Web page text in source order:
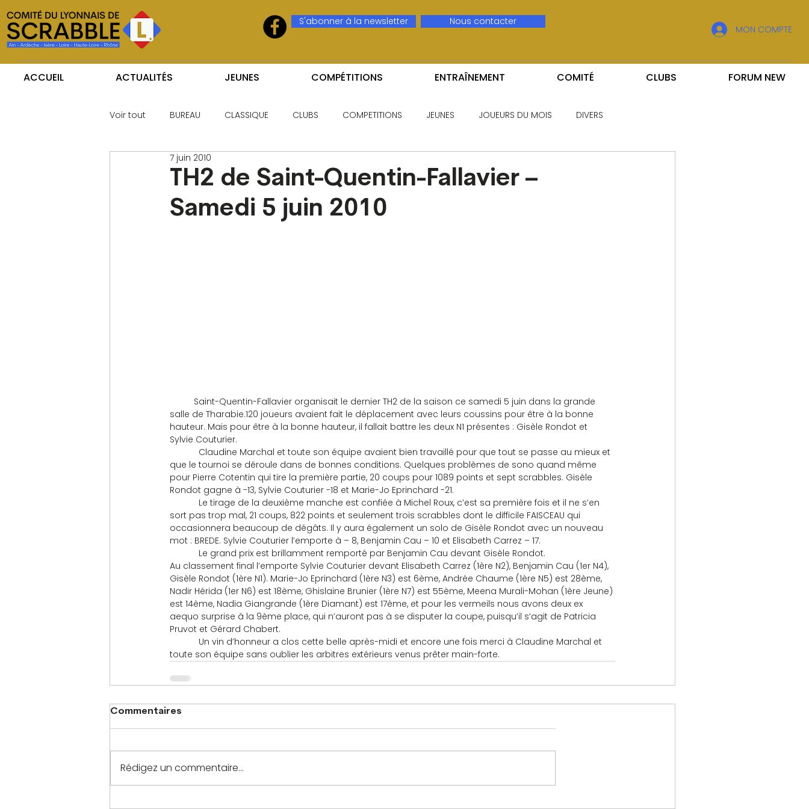
S'abonner à la newsletter Nous contacter
MON COMPTE
ACCUEIL ACTUALITÉS JEUNES COMPÉTITIONS ENTRAÎNEMENT COMITÉ CLUBS FORUM NEW
Voir tout BUREAU CLASSIQUE CLUBS COMPETITIONS JEUNES JOUEURS DU MOIS DIVERS
TH2 de Saint-Quentin-Fallavier –
Samedi 5 juin 2010
7 juin 2010
Saint-Quentin-Fallavier organisait le dernier TH2 de la saison ce samedi 5 juin dans la grande
salle de Tharabie.120 joueurs avaient fait le déplacement avec leurs coussins pour être à la bonne
hauteur. Mais pour être à la bonne hauteur, il fallait battre les deux N1 présentes : Gisèle Rondot et
Sylvie Couturier.
Claudine Marchal et toute son équipe avaient bien travaillé pour que tout se passe au mieux et
que le tournoi se déroule dans de bonnes conditions. Quelques problèmes de sono quand même
pour Pierre Cotentin qui tire la première partie, 20 coups pour 1089 points et sept scrabbles. Gisèle
Rondot gagne à -13, Sylvie Couturier -18 et Marie-Jo Eprinchard -21.
Le tirage de la deuxième manche est confiée à Michel Roux, c’est sa première fois et il ne s’en
sort pas trop mal, 21 coups, 822 points et seulement trois scrabbles dont le difficile FAISCEAU qui
occasionnera beaucoup de dégâts. Il y aura également un solo de Gisèle Rondot avec un nouveau
mot : BREDE. Sylvie Couturier l’emporte à – 8, Benjamin Cau – 10 et Elisabeth Carrez – 17.
Le grand prix est brillamment remporté par Benjamin Cau devant Gisèle Rondot.
Au classement final l’emporte Sylvie Couturier devant Elisabeth Carrez (1ère N2), Benjamin Cau (1er N4),
Gisèle Rondot (1ère N1). Marie-Jo Eprinchard (1ère N3) est 6ème, Andrée Chaume (1ère N5) est 28ème,
Nadir Hérida (1er N6) est 18ème, Ghislaine Brunier (1ère N7) est 55ème, Meena Murali-Mohan (1ère Jeune)
est 14ème, Nadia Giangrande (1ère Diamant) est 17ème, et pour les vermeils nous avons deux ex
aequo surprise à la 9ème place, qui n’auront pas à se disputer la coupe, puisqu’il s’agit de Patricia
Pruvot et Gérard Chabert.
Un vin d’honneur a clos cette belle après-midi et encore une fois merci à Claudine Marchal et
toute son équipe sans oublier les arbitres extérieurs venus prêter main-forte.
Commentaires
Rédigez un commentaire...